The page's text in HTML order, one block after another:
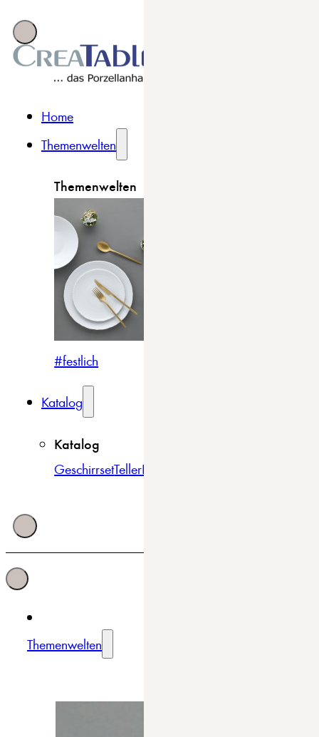
Home
Themenwelten
Themenwelten
#festlich
Katalog
Katalog
GeschirrsetTellerBowls & Schüsseln
Themenwelten